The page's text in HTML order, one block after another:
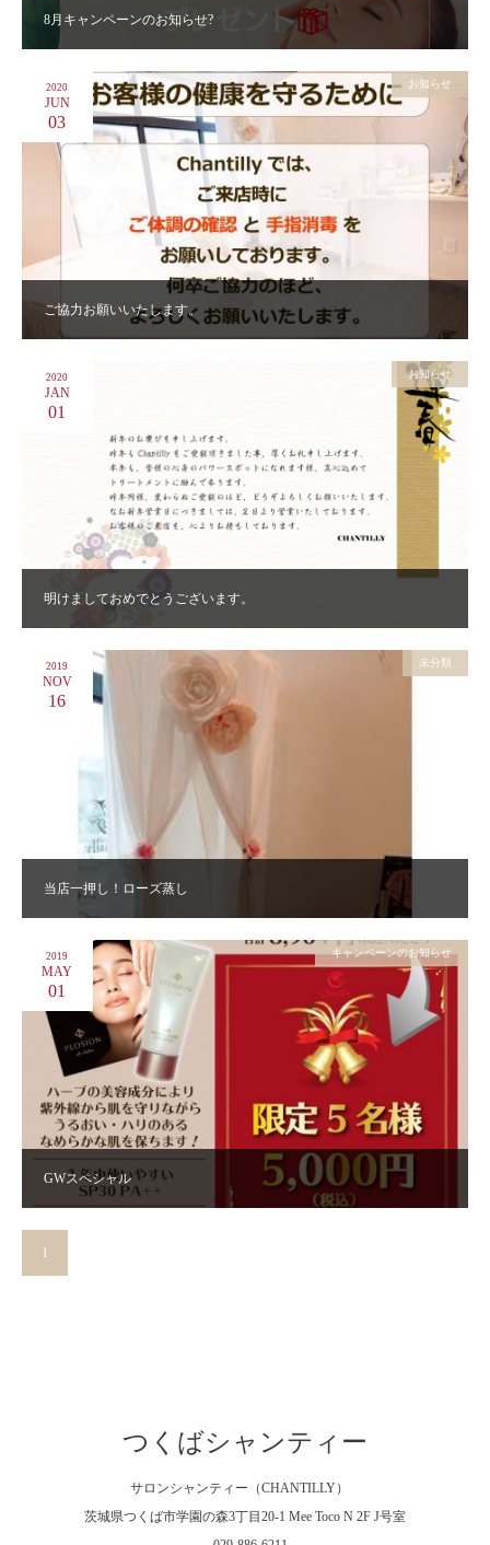
8月キャンペーンのお知らせ?
ご協力お願いいたします。
2020
JUN
03
お知らせ
明けましておめでとうございます。
2020
JAN
01
お知らせ
当店一押し！ローズ蒸し
2019
NOV
16
未分類
GWスペシャル
2019
MAY
01
キャンペーンのお知らせ
1
つくばシャンティー
サロンシャンティー（CHANTILLY）
茨城県つくば市学園の森3丁目20-1 Mee Toco N 2F J号室